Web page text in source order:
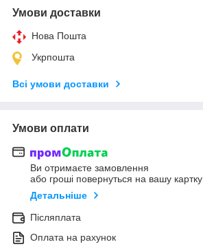
Умови доставки
Нова Пошта
Укрпошта
Всі умови доставки
Умови оплати
Ви отримаєте замовлення
або гроші повернуться на вашу картку
Детальніше
Післяплата
Оплата на рахунок